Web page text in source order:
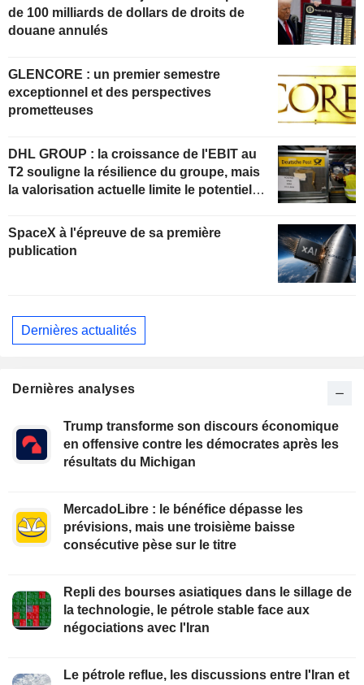
de 100 milliards de dollars de droits de
douane annulés
GLENCORE : un premier semestre
exceptionnel et des perspectives
prometteuses
DHL GROUP : la croissance de l'EBIT au
T2 souligne la résilience du groupe, mais
la valorisation actuelle limite le potentiel
SpaceX à l'épreuve de sa première
publication
Dernières actualités
Dernières analyses
Trump transforme son discours économique
en offensive contre les démocrates après les
résultats du Michigan
MercadoLibre : le bénéfice dépasse les
prévisions, mais une troisième baisse
consécutive pèse sur le titre
Repli des bourses asiatiques dans le sillage de
la technologie, le pétrole stable face aux
négociations avec l'Iran
Le pétrole reflue, les discussions entre l'Iran et